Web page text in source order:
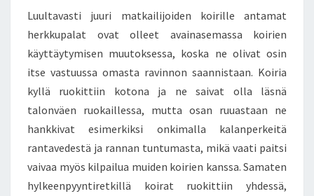
Luultavasti juuri matkailijoiden koirille antamat
herkkupalat ovat olleet avainasemassa koirien
käyttäytymisen muutoksessa, koska ne olivat osin
itse vastuussa omasta ravinnon saannistaan. Koiria
kyllä ruokittiin kotona ja ne saivat olla läsnä
talonväen ruokaillessa, mutta osan ruuastaan ne
hankkivat esimerkiksi onkimalla kalanperkeitä
rantavedestä ja rannan tuntumasta, mikä vaati paitsi
vaivaa myös kilpailua muiden koirien kanssa. Samaten
hylkeenpyyntiretkillä koirat ruokittiin yhdessä,